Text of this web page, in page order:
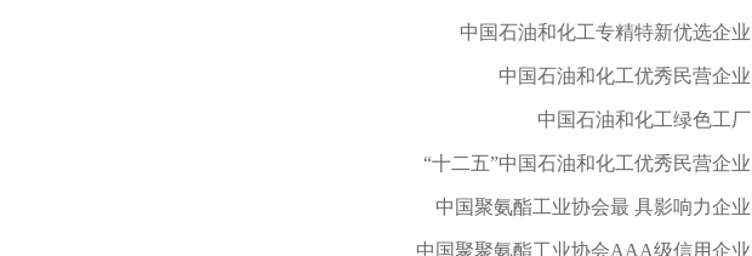
中国石油和化工专精特新优选企业
中国石油和化工优秀民营企业
中国石油和化工绿色工厂
“十二五”中国石油和化工优秀民营企业
中国聚氨酯工业协会最 具影响力企业
中国聚聚氨酯工业协会AAA级信用企业